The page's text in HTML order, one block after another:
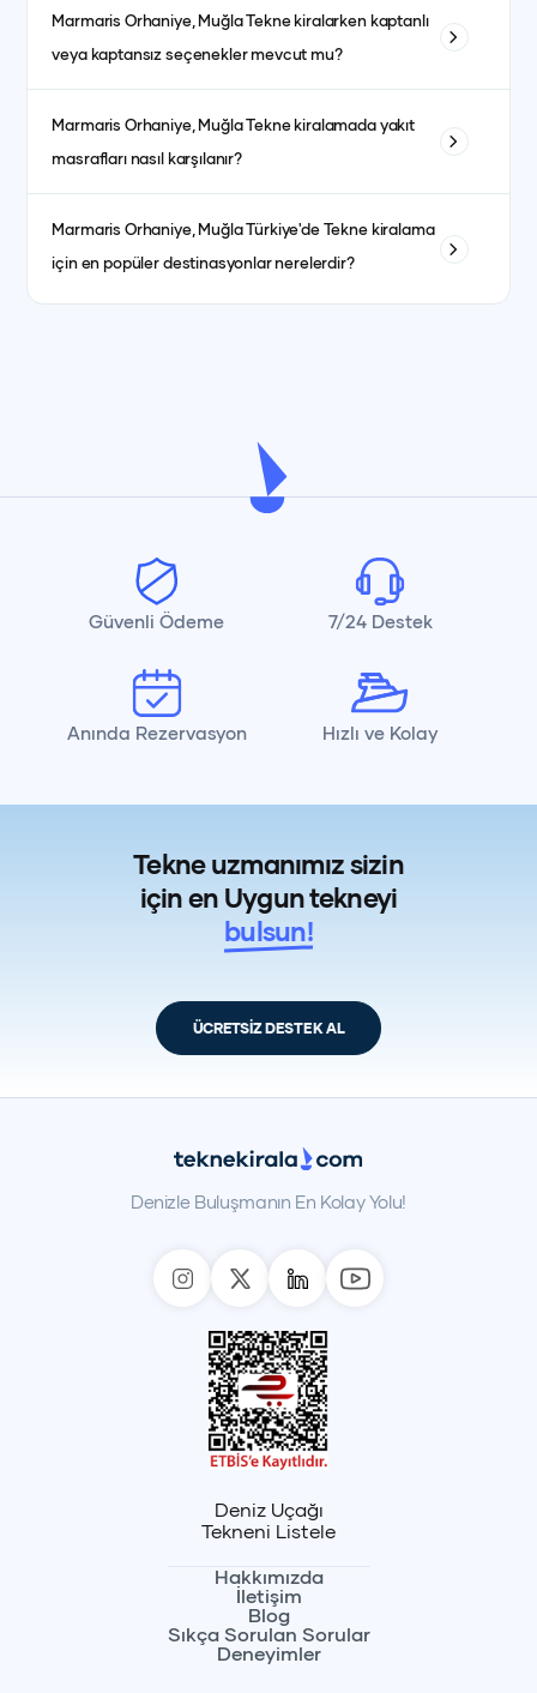
kiralama yapmak mümkündür.
garson, yakıt, son temizlik ve limandan alma-bırakma
hizmetleri dahildir. Kumanya (yiyecek, içecek ve
atıştırmalıklar) ise fiyata dahil olmayıp misafirlerin tercihine
göre ayrıca planlanır.
Marmaris Orhaniye, MuğlaTekne kiralarken kaptanlı
veya kaptansız seçenekler mevcut mu?
bulunmaktadır. Kaptansız kiralama için yeterli denizcilik
tecrübesine sahip olmanız gerekmektedir.
Marmaris Orhaniye, MuğlaTekne kiralamada yakıt
masrafları nasıl karşılanır?
teknelerde fiyat ayrı olabilmektedir. her teknenin ilan detay
kısmında görebilirsiniz.
Marmaris Orhaniye, MuğlaTürkiye'de Tekne kiralama
için en popüler destinasyonlar nerelerdir?
Güvenli Ödeme 7/24 Destek
Anında Rezervasyon Hızlı ve Kolay
Tekne uzmanımız sizin
için en Uygun tekneyi
bulsun!
ÜCRETSİZ DESTEK AL
Denizle Buluşmanın En Kolay Yolu!
Deniz Uçağı
Tekneni Listele
Hakkımızda
İletişim
Blog
Sıkça Sorulan Sorular
Deneyimler